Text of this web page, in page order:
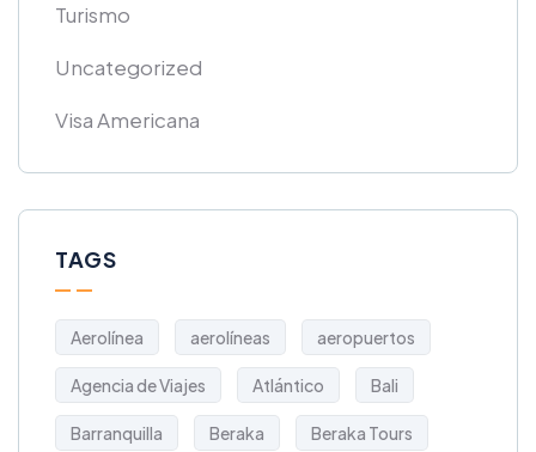
Turismo
Uncategorized
Visa Americana
TAGS
Aerolínea aerolíneas aeropuertos
Agencia de Viajes Atlántico Bali
Barranquilla Beraka Beraka Tours